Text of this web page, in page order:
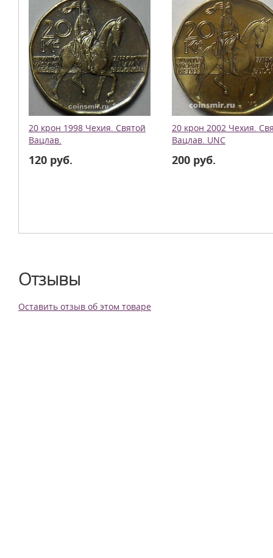
20 крон 1998 Чехия. Святой
Вацлав.
120 руб.
20 крон 2002 Чехия.
Вацлав. UNC
200 руб.
Отзывы
Оставить отзыв об этом товаре